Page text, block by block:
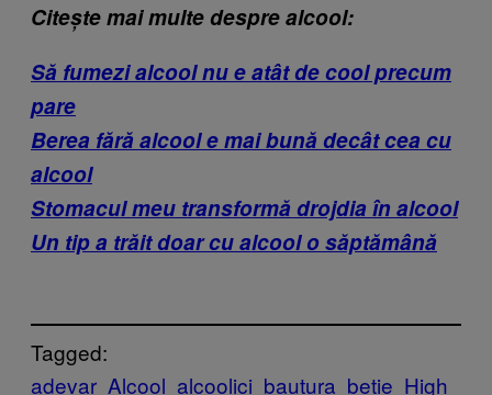
Citește mai multe despre alcool:
Să fumezi alcool nu e atât de cool precum
pare
Berea fără alcool e mai bună decât cea cu
alcool
Stomacul meu transformă drojdia în alcool
Un tip a trăit doar cu alcool o săptămână
Tagged:
adevar Alcool alcoolici bautura betie High